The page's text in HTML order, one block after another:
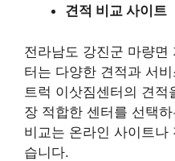
견적 비교 사이트
전라남도 강진군 마량면
터는 다양한 견적과 서
트럭 이삿짐센터의 견
장 적합한 센터를 선택
비교는 온라인 사이트나
습니다.